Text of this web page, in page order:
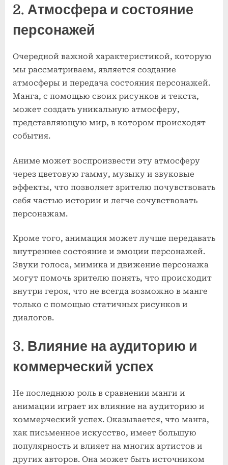
2. Атмосфера и состояние
персонажей
Очередной важной характеристикой, которую
мы рассматриваем, является создание
атмосферы и передача состояния персонажей.
Манга, с помощью своих рисунков и текста,
может создать уникальную атмосферу,
представляющую мир, в котором происходят
события.
Аниме может воспроизвести эту атмосферу
через цветовую гамму, музыку и звуковые
эффекты, что позволяет зрителю почувствовать
себя частью истории и легче сочувствовать
персонажам.
Кроме того, анимация может лучше передавать
внутреннее состояние и эмоции персонажей.
Звуки голоса, мимика и движение персонажа
могут помочь зрителю понять, что происходит
внутри героя, что не всегда возможно в манге
только с помощью статичных рисунков и
диалогов.
3. Влияние на аудиторию и
коммерческий успех
Не последнюю роль в сравнении манги и
анимации играет их влияние на аудиторию и
коммерческий успех. Оказывается, что манга,
как письменное искусство, имеет большую
популярность и влияет на многих артистов и
других авторов. Она может быть источником